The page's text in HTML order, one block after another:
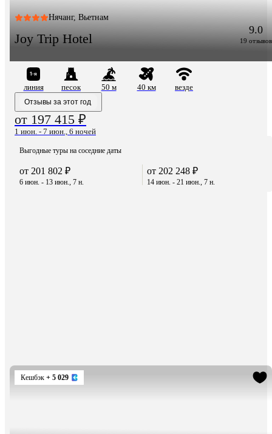
Нячанг, Вьетнам
Joy Trip Hotel
9.0
19 отзывов
линия песок 50 м 40 км
везде
Отзывы за этот год
от 197 415 ₽
1 июн. - 7 июн., 6 ночей
Выгодные туры на соседние даты
от 201 802 ₽
6 июн. - 13 июн., 7 н.
от 202 248 ₽
14 июн. - 21 июн., 7 н.
Кешбэк + 5 029